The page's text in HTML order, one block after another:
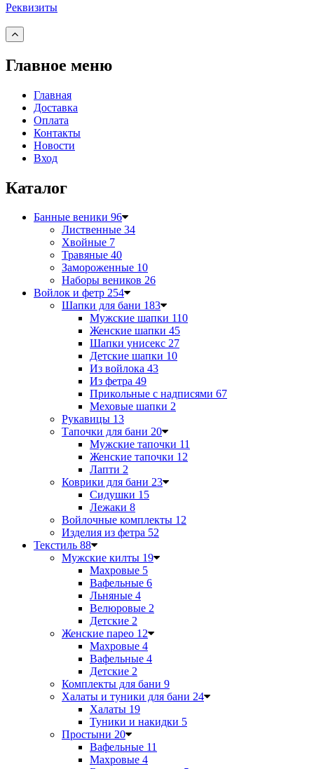
Реквизиты
Главное меню
Главная
Доставка
Оплата
Контакты
Новости
Вход
Каталог
Банные веники 96
Лиственные 34
Хвойные 7
Травяные 40
Замороженные 10
Наборы веников 26
Войлок и фетр 254
Шапки для бани 183
Мужские шапки 110
Женские шапки 45
Шапки унисекс 27
Детские шапки 10
Из войлока 43
Из фетра 49
Прикольные с надписями 67
Меховые шапки 2
Рукавицы 13
Тапочки для бани 20
Мужские тапочки 11
Женские тапочки 12
Лапти 2
Коврики для бани 23
Сидушки 15
Лежаки 8
Войлочные комплекты 12
Изделия из фетра 52
Текстиль 88
Мужские килты 19
Махровые 5
Вафельные 6
Льняные 4
Велюровые 2
Детские 2
Женские парео 12
Махровые 4
Вафельные 4
Детские 2
Комплекты для бани 9
Халаты и туники для бани 24
Халаты 19
Туники и накидки 5
Простыни 20
Вафельные 11
Махровые 4